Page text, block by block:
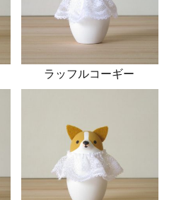
ラッフルコーギー